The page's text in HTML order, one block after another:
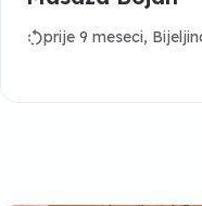
rotate_leftprije 9 meseci,